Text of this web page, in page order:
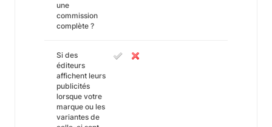
une
commission
complète ?
Si des
éditeurs
affichent leurs
publicités
lorsque votre
marque ou les
variantes de